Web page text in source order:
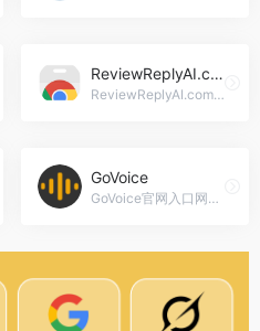
ReviewReplyAI.com – 谷歌插件
ReviewReplyAI.com - 谷歌插件官网入口网址，ReviewReplyAI.com ai chrome extension: 使用AI在几秒钟内回复评论
GoVoice
GoVoice官网入口网址，GoVoice: GoVoice是一款由人工智能驱动的内容创作工具，用户可以轻松地为他们的业务生成各种类型的文本。通过使用语音转文本和文本转语音的功能，用户可以将口语转换为书面内容，节省时间并提高生产力。